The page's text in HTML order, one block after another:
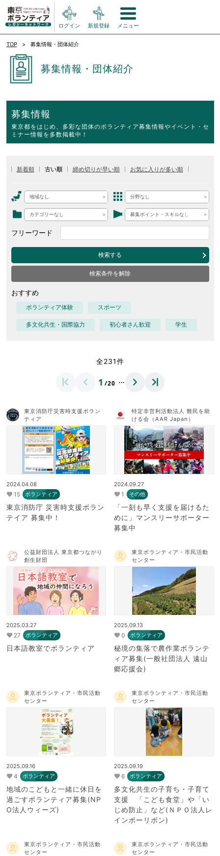
ログイン 新規登録 メニュー
TOP 募集情報・団体紹介
募集情報・団体紹介
募集情報
東京都をはじめ、多彩な団体のボランティア募集情報やイベント・セ
ミナー情報を多数掲載中！
新着順 古い順 締め切りが早い順 お気に入りが多い順
地域なし 分野なし
カテゴリーなし 募集ポイント・スキルなし
フリーワード
検索する
検索条件を解除
おすすめ
ボランティア体験 スポーツ
多文化共生・国際協力 初心者さん歓迎 学生
全231件
1 /20 …
東京消防庁災害時支援ボラン
ティア
2024.04.08
15 ボランティア
東京消防庁 災害時支援ボラン
テイア 募集中！
特定非営利活動法人 難民を助
ける会（AAR Japan）
2024.09.27
1 その他
「一刻も早く支援を届けるた
めに」マンスリーサポーター
募集中
公益財団法人 東京都つながり
創生財団
2025.03.27
27 ボランティア
日本語教室でボランティア
東京ボランティア・市民活動
センター
2025.09.13
0 ボランティア
秘境の集落で農作業ボランテ
ィア募集(一般社団法人 遠山
郷応援会)
東京ボランティア・市民活動
センター
2025.09.16
4 ボランティア
地域のこどもと一緒に休日を
過ごすボランティア募集(NP
O法人ウィーズ)
東京ボランティア・市民活動
センター
2025.09.19
6 ボランティア
多文化共生の子育ち・子育て
支援 「こども食堂」や「い
じめ防止」など(ＮＰＯ法人レ
インボーリボン)
東京ボランティア・市民活動
センター
東京ボランティア・市民活動
センター